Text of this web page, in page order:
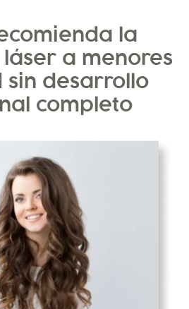
la
a menores
sin desarrollo
completo